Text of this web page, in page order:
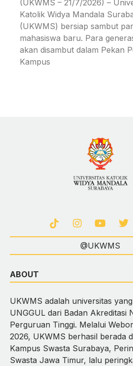
(UKWMS – 21/7/2026) –
Katolik Widya Mandala
(UKWMS) bersiap sambut
mahasiswa baru. Para
akan disambut dalam Pekan
Kampus
@UKWMS
ABOUT
UKWMS adalah universitas
UNGGUL dari Badan Akreditasi
Perguruan Tinggi. Melalui
2026, UKWMS berhasil berada
Kampus Swasta Surabaya,
Swasta Jawa Timur, lalu